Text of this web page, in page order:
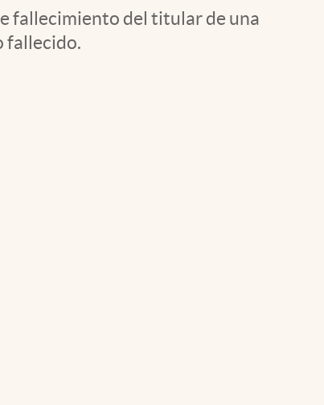
fallecimiento del titular de una
fallecido.